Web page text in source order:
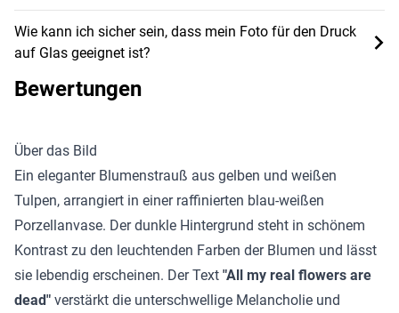
Wie kann ich sicher sein, dass mein Foto für den Druck
auf Glas geeignet ist?
Bewertungen
Über das Bild
Ein eleganter Blumenstrauß aus gelben und weißen
Tulpen, arrangiert in einer raffinierten blau-weißen
Porzellanvase. Der dunkle Hintergrund steht in schönem
Kontrast zu den leuchtenden Farben der Blumen und lässt
sie lebendig erscheinen. Der Text "All my real flowers are
dead" verstärkt die unterschwellige Melancholie und